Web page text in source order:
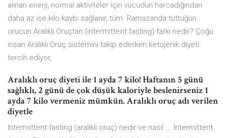
alınan enerji, normal aktiviteler için vücudun harcadığından
daha az ise kilo kaybı sağlanır, tüm Ramazanda tuttuğun
orucun Aralıklı Oruçtan (intermittent fasting) farkı nedir? Çoğu
insan Aralıklı Oruç sistemini takip ederken ketojenik diyeti
tercih ediyor,
Aralıklı oruç diyeti ile 1 ayda 7 kilo! Haftanın 5 günü
sağlıklı, 2 günü de çok düşük kaloriyle beslenirseniz 1
ayda 7 kilo vermeniz mümkün. Aralıklı oruç adı verilen
diyetle
Intermittent fasting (aralıklı oruç) nedir ve nasıl ... Intermittent